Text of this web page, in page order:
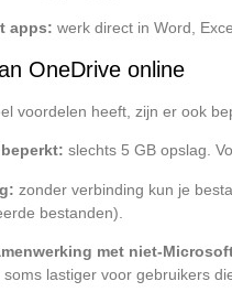
apps: werk direct in Word,
OneDrive online
voordelen heeft, zijn er ook
slechts 5 GB opslag.
zonder verbinding kun je
bestanden).
met niet-
lastiger voor gebruikers